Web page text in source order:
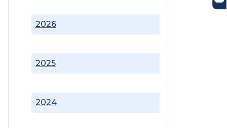
2024
2025
2026